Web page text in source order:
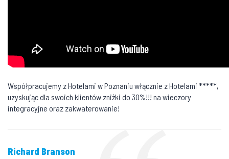
Współpracujemy z Hotelami w Poznaniu włącznie z Hotelami *****,
uzyskując dla swoich klientów zniżki do 30%!!! na wieczory
integracyjne oraz zakwaterowanie!
Richard Branson